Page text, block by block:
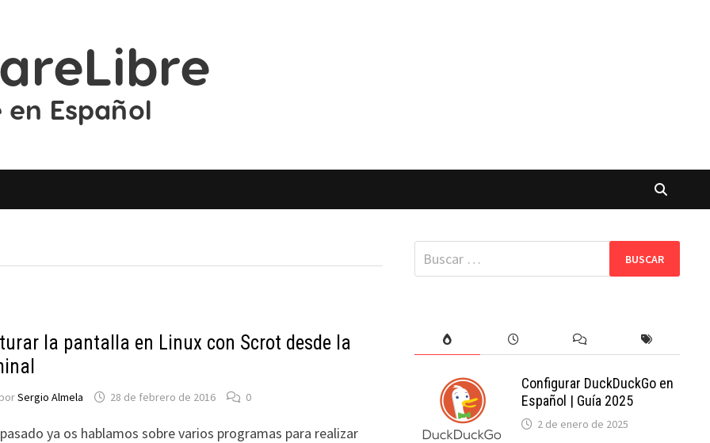
la pantalla en Linux con Scrot desde la
porSergio Almela 28 de febrero de 2016 0
ya os hablamos sobre varios programas para realizar
Buscar:
Configurar DuckDuckGo en
Español | Guía 2025
2 de enero de 2025